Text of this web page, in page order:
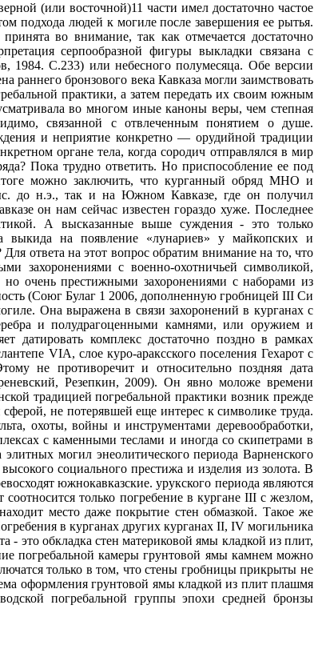
(или восточной)11 части имел достаточно частое
подхода людей к могиле после завершения ее рытья.
во внимание, так как отмечается достаточно
серпообразной фигуры выкладки связана с
1984. С.233) или небесного полумесяца. Обе версии
бронзового века Кавказа могли заимствовать
практики, а затем передать их своим южным
во многом иные каноны веры, чем степная
связанной с отвлеченным понятием о душе.
и неприятие конкретно — орудийной традиции
органе тела, когда сородич отправлялся в мир
Пока трудно ответить. Но приспособление ее под
можно заключить, что курганный обряд МНО и
до н.э., так и на Южном Кавказе, где он получил
он нам сейчас известен гораздо хуже. Последнее
А высказанные выше суждения - это только
выкида на появление «лунариев» у майкопских и
ответа на этот вопрос обратим внимание на то, что
захоронениями с военно-охотничьей символикой,
очень престижными захоронениями с наборами из
(Союг Булаг 1 2006, дополненную гробницей III Си
Она выражена в связи захоронений в курганах с
и полудрагоценными камнями, или оружием и
датировать комплекс достаточно поздно в рамках
VIA, слое куро-араксского поселения Гехарот с
не противоречит и относительно поздняя дата
Резепкин, 2009). Он явно моложе времени
традицией погребальной практики возник прежде
не потерявшей еще интерес к символике труда.
охоты, войны и инструментами деревообработки,
с каменными теслами и иногда со скипетрами в
могил энеолитического периода Варненского
социального престижа и изделия из золота. В
южнокавказские. урукского периода являются
только погребение в кургане III c жезлом,
место даже покрытие стен обмазкой. Такое же
в курганах других курганах II, IV могильника
- это обкладка стен материковой ямы кладкой из плит,
погребальной камеры грунтовой ямы камнем можно
только в том, что стены гробницы прикрыты не
оформления грунтовой ямы кладкой из плит плашмя
погребальной группы эпохи средней бронзы